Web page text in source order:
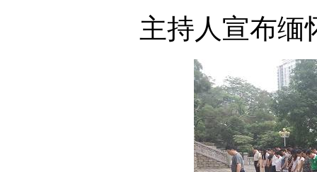
主持人宣布缅